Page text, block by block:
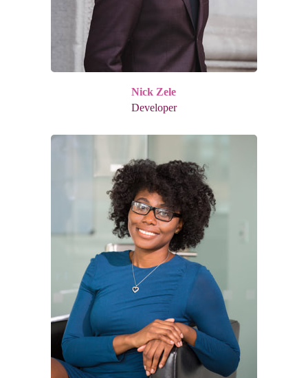
Nick Zele
Developer